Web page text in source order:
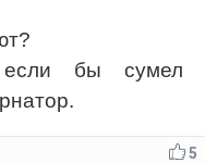
бы сумел
5